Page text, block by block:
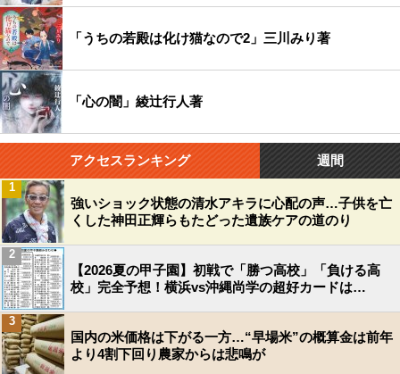
「うちの若殿は化け猫なので2」三川みり著
「心の闇」綾辻行人著
アクセスランキング 週間
強いショック状態の清水アキラに心配の声…子供を亡
くした神田正輝らもたどった遺族ケアの道のり
1
【2026夏の甲子園】初戦で「勝つ高校」「負ける高
校」完全予想！横浜vs沖縄尚学の超好カードは…
2
国内の米価格は下がる一方…“早場米”の概算金は前年
より4割下回り農家からは悲鳴が
3